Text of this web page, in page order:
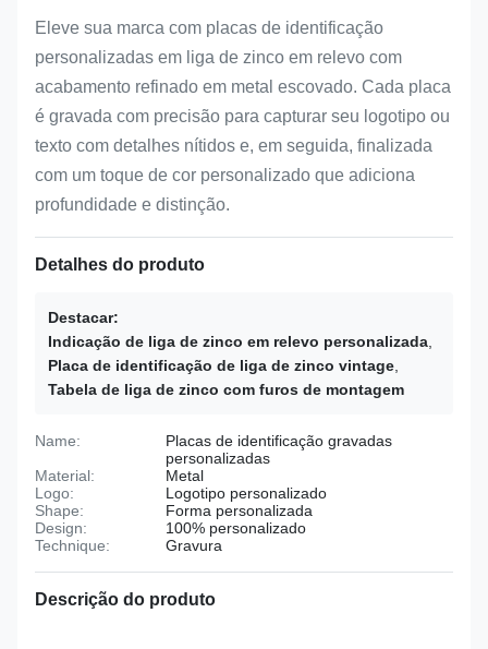
Eleve sua marca com placas de identificação
personalizadas em liga de zinco em relevo com
acabamento refinado em metal escovado. Cada placa
é gravada com precisão para capturar seu logotipo ou
texto com detalhes nítidos e, em seguida, finalizada
com um toque de cor personalizado que adiciona
profundidade e distinção.
Detalhes do produto
Destacar:
Indicação de liga de zinco em relevo personalizada
Placa de identificação de liga de zinco vintage
Tabela de liga de zinco com furos de montagem
Name:
Placas de identificação gravadas
personalizadas
Material:
Metal
Logo:
Logotipo personalizado
Shape:
Forma personalizada
Design:
100% personalizado
Technique:
Gravura
Descrição do produto